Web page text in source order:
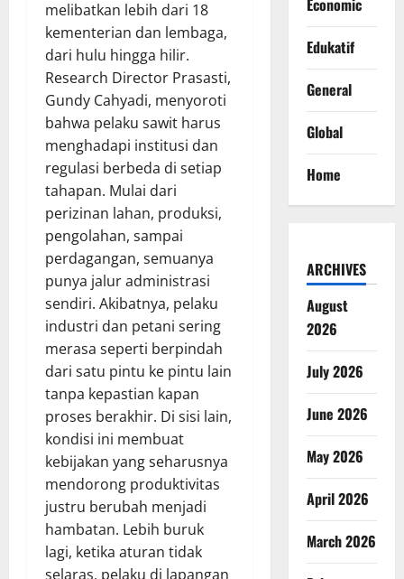
melibatkan lebih dari 18
kementerian dan lembaga,
dari hulu hingga hilir.
Research Director Prasasti,
Gundy Cahyadi, menyoroti
bahwa pelaku sawit harus
menghadapi institusi dan
regulasi berbeda di setiap
tahapan. Mulai dari
perizinan lahan, produksi,
pengolahan, sampai
perdagangan, semuanya
punya jalur administrasi
sendiri. Akibatnya, pelaku
industri dan petani sering
merasa seperti berpindah
dari satu pintu ke pintu lain
tanpa kepastian kapan
proses berakhir. Di sisi lain,
kondisi ini membuat
kebijakan yang seharusnya
mendorong produktivitas
justru berubah menjadi
hambatan. Lebih buruk
lagi, ketika aturan tidak
selaras, pelaku di lapangan
Economic
Edukatif
General
Global
Home
ARCHIVES
August
2026
July 2026
June 2026
May 2026
April 2026
March 2026